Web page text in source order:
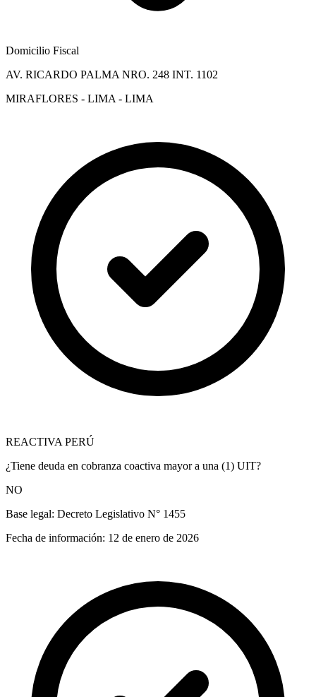
Domicilio Fiscal
AV. RICARDO PALMA NRO. 248 INT. 1102
MIRAFLORES - LIMA - LIMA
REACTIVA PERÚ
¿Tiene deuda en cobranza coactiva mayor a una (1) UIT?
NO
Base legal: Decreto Legislativo N° 1455
Fecha de información: 12 de enero de 2026